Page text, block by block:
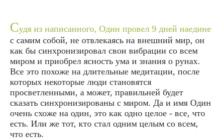
Судя из написанного, Один провел 9 дней наедине
с самим собой, не отвлекаясь на внешний мир, он
как бы синхронизировал свои вибрации со всем
миром и приобрел ясность ума и знания о рунах.
Все это похоже на длительные медитации, после
которых некоторые люди становятся
просветленными, а может, правильней будет
сказать синхронизированы с миром. Да и имя Один
очень схоже на один, это как одно целое - все, что
есть. Или же тот, кто стал одним целым со всем,
что есть.